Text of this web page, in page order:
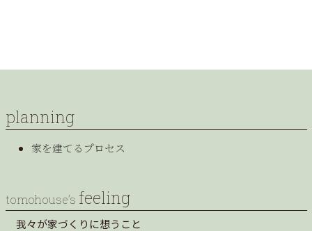
planning
家を建てるプロセス
tomohouse’s feeling
我々が家づくりに想うこと